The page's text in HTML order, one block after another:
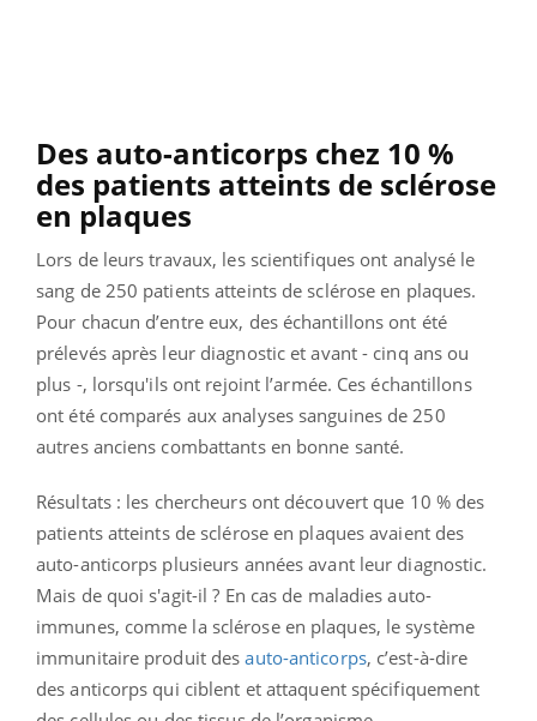
Des auto-anticorps chez 10 %
des patients atteints de sclérose
en plaques
Lors de leurs travaux, les scientifiques ont analysé le
sang de 250 patients atteints de sclérose en plaques.
Pour chacun d’entre eux, des échantillons ont été
prélevés après leur diagnostic et avant - cinq ans ou
plus -, lorsqu'ils ont rejoint l’armée. Ces échantillons
ont été comparés aux analyses sanguines de 250
autres anciens combattants en bonne santé.
Résultats : les chercheurs ont découvert que 10 % des
patients atteints de sclérose en plaques avaient des
auto-anticorps plusieurs années avant leur diagnostic.
Mais de quoi s'agit-il ? En cas de maladies auto-
immunes, comme la sclérose en plaques, le système
immunitaire produit desauto-anticorps, c’est-à-dire
des anticorps qui ciblent et attaquent spécifiquement